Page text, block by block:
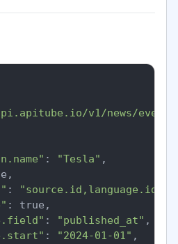
v1/news/
: "Tesla" ,
:
: true,
: "published_at" ,
: "2024-01-01" ,